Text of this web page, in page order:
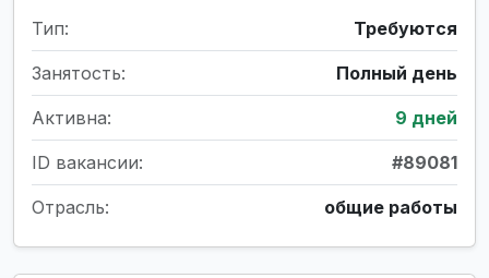
Тип: Требуются
Занятость: Полный день
Активна: 9 дней
ID вакансии: #89081
Отрасль: общие работы